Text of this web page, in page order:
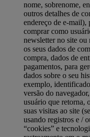
nome, sobrenome,
outros detalhes de
endereço de e-mail),
comprar como
newsletter no site ou
os seus dados de
compra, dados de
pagamentos, para
dados sobre o seu
exemplo,
versão do
usuário que retorna,
suas visitas ao site
usando registros e /
“cookies” e